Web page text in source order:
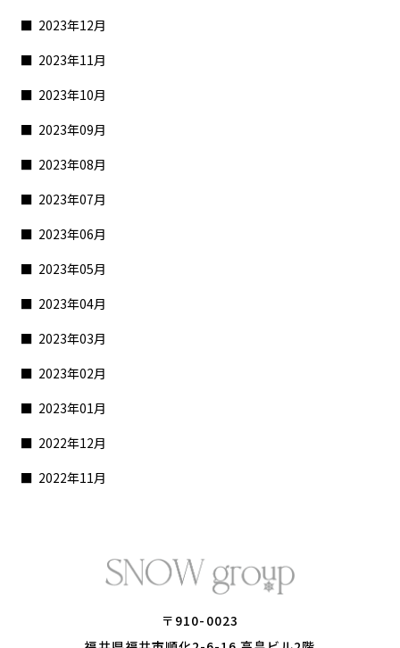
2023年12月
2023年11月
2023年10月
2023年09月
2023年08月
2023年07月
2023年06月
2023年05月
2023年04月
2023年03月
2023年02月
2023年01月
2022年12月
2022年11月
〒910-0023